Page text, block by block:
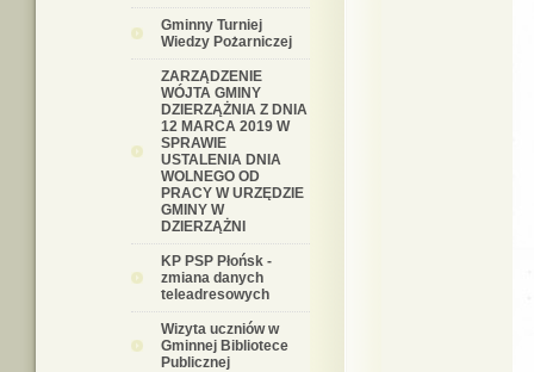
Gminny Turniej
Wiedzy Pożarniczej
ZARZĄDZENIE
WÓJTA GMINY
DZIERZĄŻNIA Z DNIA
12 MARCA 2019 W
SPRAWIE
USTALENIA DNIA
WOLNEGO OD
PRACY W URZĘDZIE
GMINY W
DZIERZĄŻNI
KP PSP Płońsk -
zmiana danych
teleadresowych
Wizyta uczniów w
Gminnej Bibliotece
Publicznej